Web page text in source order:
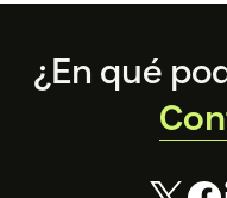
Footer
¿En qué